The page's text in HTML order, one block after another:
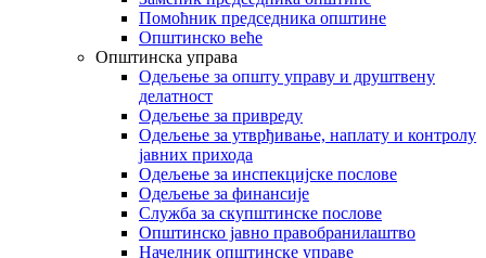
Помоћник председника општине
Општинско веће
Општинска управа
Одељење за општу управу и друштвену
делатност
Одељење за привреду
Одељење за утврђивање, наплату и контролу
јавних прихода
Одељење за инспекцијске послове
Одељење за финансије
Служба за скупштинске послове
Општинско јавно правобранилаштво
Начелник општинске управе